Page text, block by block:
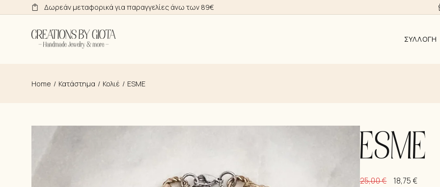
to
content
Δωρεάν μεταφορικά για παραγγελίες άνω των 89€
ΣΥΛΛΟΓΉ
ΛΑΜΨΗ
ΣΚΟΥΛΑΡΊΚΙΑ
Home Κατάστημα Κολιέ ESME
ESME
25,00€ 18,75€